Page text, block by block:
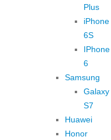
Plus
iPhone
6S
IPhone
6
Samsung
Galaxy
S7
Huawei
Honor